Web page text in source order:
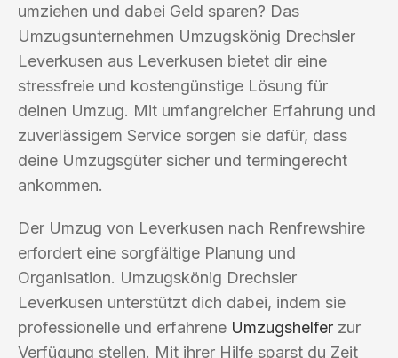
umziehen und dabei Geld sparen? Das
Umzugsunternehmen Umzugskönig Drechsler
Leverkusen aus Leverkusen bietet dir eine
stressfreie und kostengünstige Lösung für
deinen Umzug. Mit umfangreicher Erfahrung und
zuverlässigem Service sorgen sie dafür, dass
deine Umzugsgüter sicher und termingerecht
ankommen.
Der Umzug von Leverkusen nach Renfrewshire
erfordert eine sorgfältige Planung und
Organisation. Umzugskönig Drechsler
Leverkusen unterstützt dich dabei, indem sie
professionelle und erfahrene Umzugshelfer zur
Verfügung stellen. Mit ihrer Hilfe sparst du Zeit